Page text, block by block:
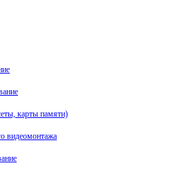
карты памяти)
видеомонтажа